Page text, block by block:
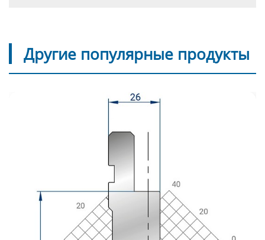
Другие популярные продукты